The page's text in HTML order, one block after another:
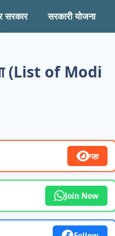
सरकार सरकारी योजना
(List of Modi
पहा
Join Now